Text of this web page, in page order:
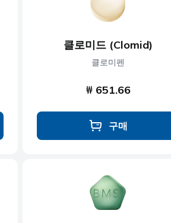
클로미드 (Clomid)
클로미펜
₩ 651.66
구매